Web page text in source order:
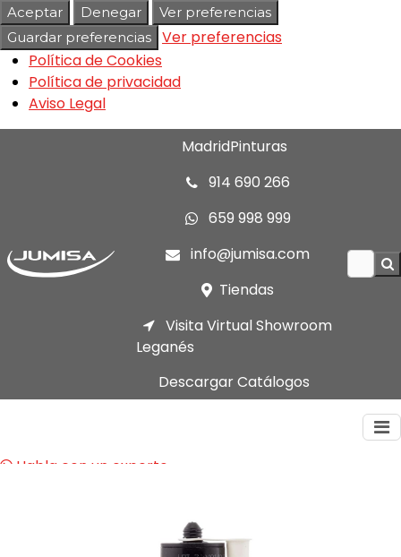
Aceptar Denegar
Ver preferencias
Guardar preferencias
Ver preferencias
Política de Cookies
Política de privacidad
Aviso Legal
MadridPinturas
914 690 266
659 998 999
info@jumisa.com
Tiendas
Visita Virtual Showroom
Leganés
Descargar Catálogos
Habla con un experto